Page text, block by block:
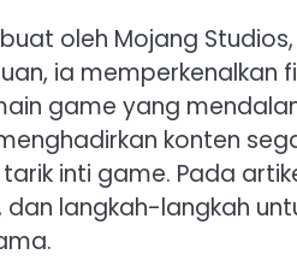
oleh Mojang
ia
game yang
konten
inti game. Pada
langkah-langkah